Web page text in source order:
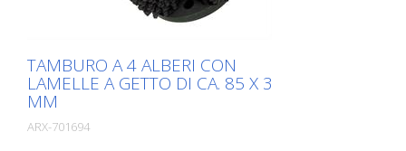
TAMBURO A 4 ALBERI CON
LAMELLE A GETTO DI CA. 85 X 3
MM
ARX-701694